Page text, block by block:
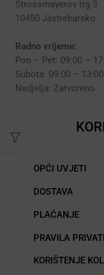
Strossmayerov trg 3
10450 Jastrebarsko
Radno vrijeme:
Pon – Pet: 09:00 –
Subota: 09:00 – 13:00
Nedjelja: Zatvoreno
OPĆI UVJETI
DOSTAVA
PLAĆANJE
PRAVILA
KORIŠTENJE